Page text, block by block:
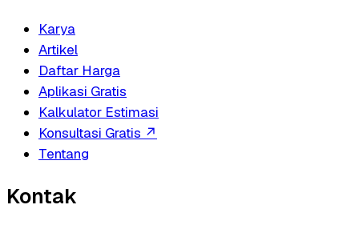
Karya
Artikel
Daftar Harga
Aplikasi Gratis
Kalkulator Estimasi
Konsultasi Gratis ↗
Tentang
Kontak